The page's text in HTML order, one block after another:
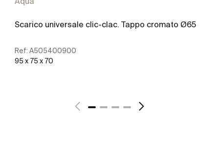
Scarico universale clic-clac. Tappo cromato Ø65
Ref: A505400900
95 x 75 x 70